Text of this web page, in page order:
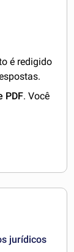
é redigido
PDF. Você
jurídicos